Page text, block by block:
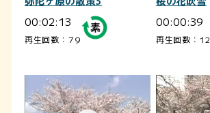
00:02:13
再生回数：79
00:00:39
再生回数：12